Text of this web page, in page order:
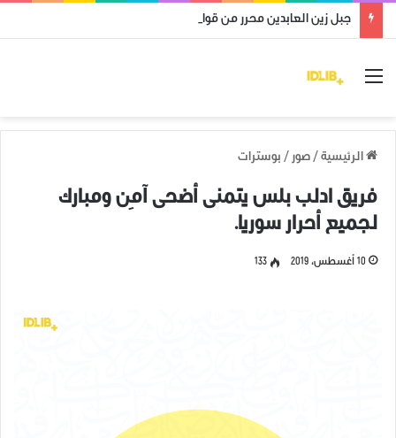
جبل زين العابدين محرر من قوات النظام وميليشياته
القائمة
الرئيسية / صور / بوسترات
فريق ادلب بلس يتمنى أضحى آمِن ومبارك
لجميع أحرار سوريا.
10 أغسطس، 2019 133